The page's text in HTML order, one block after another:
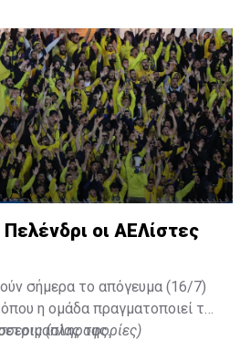
Πελένδρι οι ΑΕΛίστες
σήμερα το απόγευμα (16/7)
η ομάδα πραγματοποιεί το
της.
(πληροφορίες)